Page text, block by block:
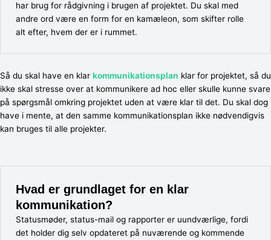
har brug for rådgivning i brugen af projektet. Du skal med
andre ord være en form for en kamæleon, som skifter rolle
alt efter, hvem der er i rummet.
Så du skal have en klar kommunikationsplan klar for projektet, så du
ikke skal stresse over at kommunikere ad hoc eller skulle kunne svare
på spørgsmål omkring projektet uden at være klar til det. Du skal dog
have i mente, at den samme kommunikationsplan ikke nødvendigvis
kan bruges til alle projekter.
Hvad er grundlaget for en klar
kommunikation?
Statusmøder, status-mail og rapporter er uundværlige, fordi
det holder dig selv opdateret på nuværende og kommende